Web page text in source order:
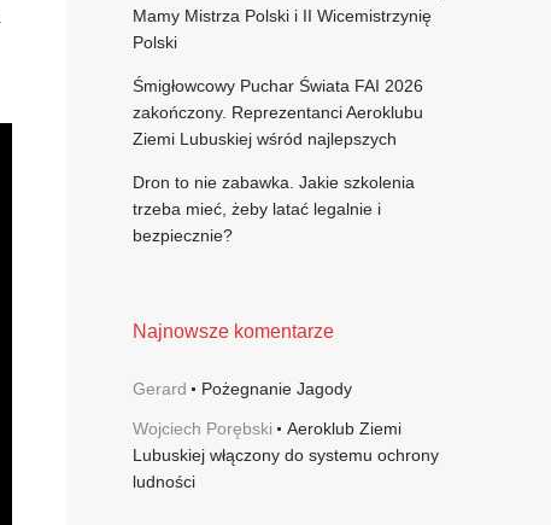
Mamy Mistrza Polski i II Wicemistrzynię
Polski
Śmigłowcowy Puchar Świata FAI 2026
zakończony. Reprezentanci Aeroklubu
Ziemi Lubuskiej wśród najlepszych
Dron to nie zabawka. Jakie szkolenia
trzeba mieć, żeby latać legalnie i
bezpiecznie?
Najnowsze komentarze
Gerard Pożegnanie Jagody
Wojciech Porębski
Aeroklub Ziemi
Lubuskiej włączony do systemu ochrony
ludności